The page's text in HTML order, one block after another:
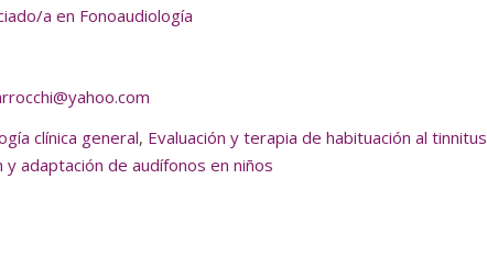
a en Fonoaudiología
clínica general, Evaluación y terapia de habituación al tinnitus
y adaptación de audífonos en niños